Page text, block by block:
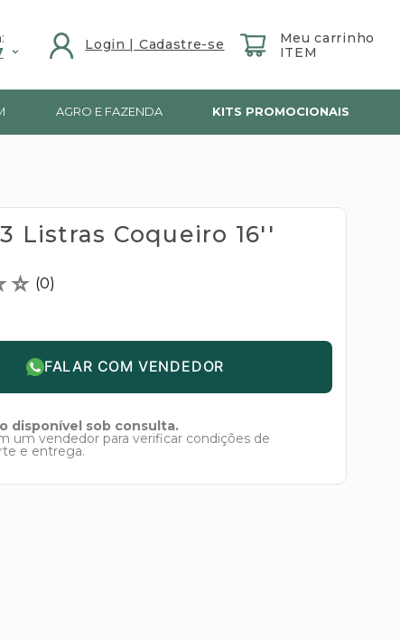
AGRO E FAZENDA KITS PROMOCIONAIS
Listras Coqueiro 16''
☆ (0)
FALAR COM VENDEDOR
disponível sob consulta.
um vendedor para verificar condições de
e entrega.